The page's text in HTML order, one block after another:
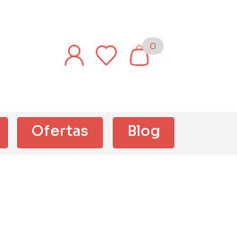
0
Ofertas Blog